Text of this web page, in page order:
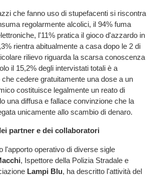
che fanno uso di stupefacenti si riscontra
regolarmente alcolici, il 94% fuma
l'11% pratica il gioco d'azzardo in
rientra abitualmente a casa dopo le 2 di
rilievo riguarda la scarsa conoscenza
il 15,2% degli intervistati totali è a
cedere gratuitamente una dose a un
costituisce legalmente un reato di
una diffusa e fallace convinzione che la
unicamente allo scambio di denaro.
partner e dei collaboratori
l'apporto operativo di diverse sigle
, Ispettore della Polizia Stradale e
Lampi Blu, ha descritto l'attività del